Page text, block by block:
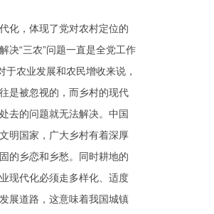
，体现了党对农村定位的
决“三农”问题一直是全党工作
于农业发展和农民增收来说，
是被忽视的，而乡村的现代
去的问题就无法解决。中国
明国家，广大乡村有着深厚
的乡恋和乡愁。同时耕地的
现代化必须走多样化、适度
展道路，这意味着我国城镇